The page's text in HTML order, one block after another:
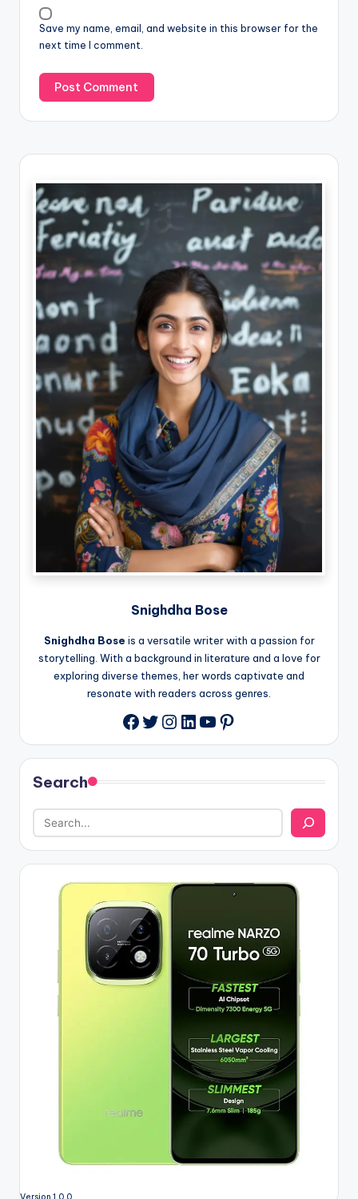
Save my name, email, and website in this browser for the
next time I comment.
Snighdha Bose
Snighdha Bose is a versatile writer with a passion for
storytelling. With a background in literature and a love for
exploring diverse themes, her words captivate and
resonate with readers across genres.
Facebook
Twitter
Instagram
LinkedIn
YouTube
Pinterest
Search